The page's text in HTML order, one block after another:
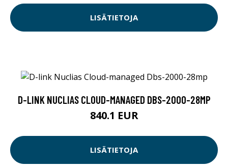
LISÄTIETOJA
D-LINK NUCLIAS CLOUD-MANAGED DBS-2000-28MP
840.1 EUR
LISÄTIETOJA